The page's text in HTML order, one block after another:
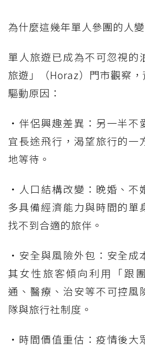
為什麼這幾年單人參團的人
單人旅遊已成為不可忽視的
旅遊」（Horaz）門市觀察
驅動原因：
・伴侶興趣差異：另一半不
宜長途飛行，渴望旅行的一
地等待。
・人口結構改變：晚婚、不
多具備經濟能力與時間的單
找不到合適的旅伴。
・安全與風險外包：安全成
其女性旅客傾向利用「跟
通、醫療、治安等不可控風
隊與旅行社制度。
・時間價值重估：疫情後大